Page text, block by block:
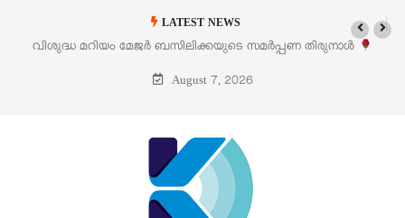
LATEST NEWS
സമർപ്പണ തിരുനാൾ
‘പെറ്റൽസ്’ ലൈഫ് സ്റ്റൈൽ
August 7, 2026